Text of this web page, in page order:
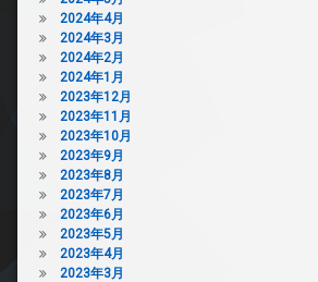
2024年4月
2024年3月
2024年2月
2024年1月
2023年12月
2023年11月
2023年10月
2023年9月
2023年8月
2023年7月
2023年6月
2023年5月
2023年4月
2023年3月